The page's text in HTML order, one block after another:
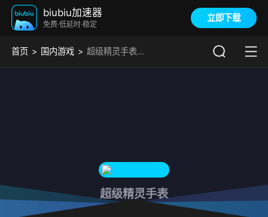
biubiu加速器
免费·低延时·稳定
立即下载
首页 国内游戏 超级精灵手表加速器
超级精灵手表